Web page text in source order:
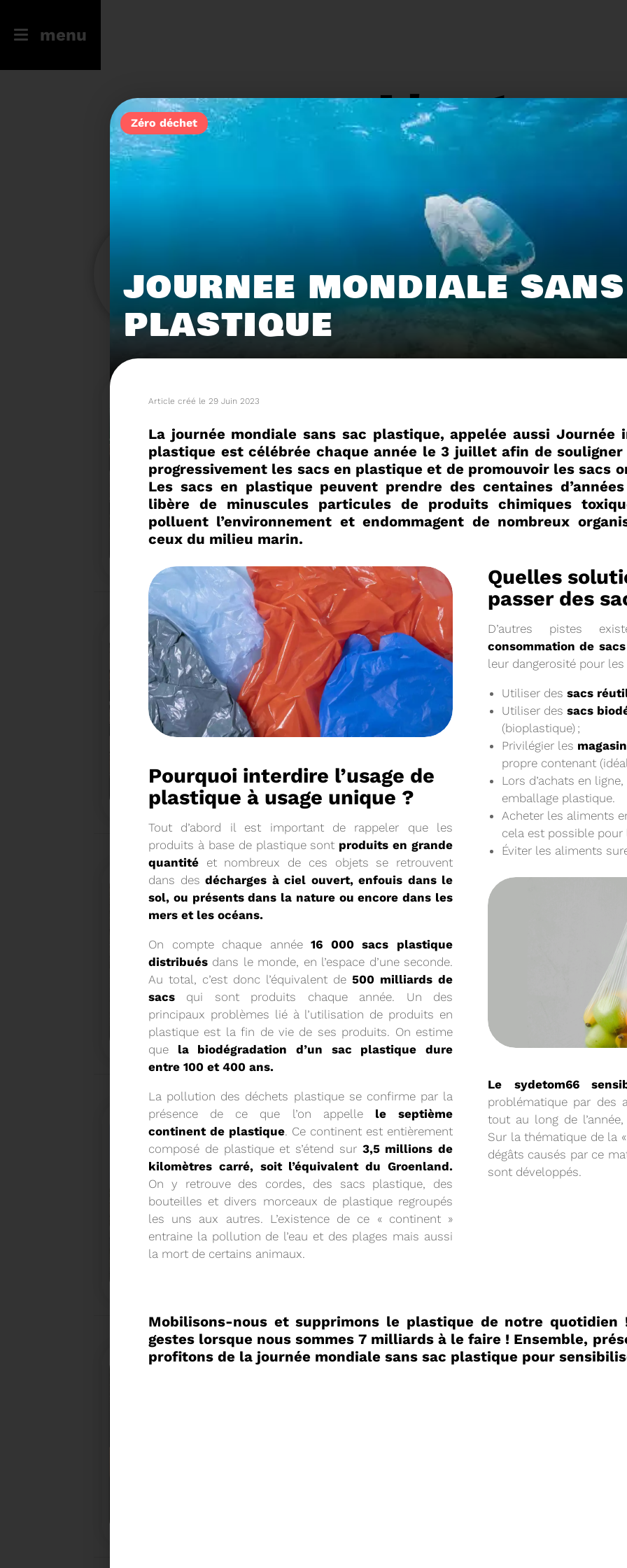
menu
L'actu.
Filtres Toute l'actu Compostage
159
Recyclage Zéro déchet
15/06/2026
COMITÉ SYNDICAL DU SYDETOM66
Voir plus
04/06/2026
Téléchargez le Rapport Annuel
BRUNO VALIENTE RÉÉLU PRÉSIDENT
Élection nouvelle mandature (2023- 2032)
Voir plus
20/05/2026
COMITÉ
CONVOCATION ET ORDRE DU
SYNDICAL DU MERCREDI 27 MAI
18/02/2026
COMMUNIQUÉ DE PRESSE
Tempête Nils - Gestion des déchets végétaux
Voir plus
PROCHAINE
SYNDICAL DU MERCREDI 25
27/01/2026
UN NOUVEAU PROJET POUR LE SITE ARC
Voir plus
CONVOCATION ET ORDRE DU
SYNDICAL DU MERCREDI 28
Zéro déchet
JOURNEE MONDIALE
PLASTIQUE
Article créé le 29 Juin 2023
La journée mondiale sans sac plastique, appelée aussi Journée
plastique est célébrée chaque année le 3 juillet afin de souligner
progressivement les sacs en plastique et de promouvoir les sacs
Les sacs en plastique peuvent prendre des centaines
libère de minuscules particules de produits chimiques
polluent l’environnement et endommagent de nombreux
ceux du milieu marin.
Pourquoi interdire l’usage de
plastique à usage unique
​Tout d’abord il est important de rappeler que les
produits à base de plastique sont produits en grande
quantité et nombreux de ces objets se retrouvent
dans des décharges à ciel ouvert, enfouis dans le
sol, ou présents dans la nature ou encore dans les
mers et les océans.
On compte chaque année16 000 sacs plastique
distribués dans le monde, en l’espace d’une seconde.
Au total, c’est donc l’équivalent de 500 milliards de
sacs qui sont produits chaque année. Un des
principaux problèmes lié à l’utilisation de produits en
plastique est la fin de vie de ses produits. On estime
que la biodégradation d’un sac plastique dure
entre 100 et 400 ans.
La pollution des déchets plastique se confirme par la
présence de ce que l’on appellele septième
continent de plastique. Ce continent est entièrement
composé de plastique et s’étend sur 3,5 millions de
kilomètres carré, soit l’équivalent du Groenland.
On y retrouve des cordes, des sacs plastique, des
bouteilles et divers morceaux de plastique regroupés
les uns aux autres. L’existence de ce « continent »
entraine la pollution de l’eau et des plages mais aussi
la mort de certains animaux.
Quelles
passer des
D’autres pistes
consommation de
leur dangerosité pour
Utiliser des sacs
Utiliser des sacs
(bioplastique) ;
Privilégier les
propre contenant
Lors d’achats en
emballage plastique.
Acheter les aliments
cela est possible pour
Éviter les aliments
Le sydetom66
problématique par des
tout au long de
Sur la thématique de la
dégâts causés par ce
sont développés.
Mobilisons-nous et supprimons le plastique de notre quotidien
gestes lorsque nous sommes 7 milliards à le faire ! Ensemble,
profitons de la journée mondiale sans sac plastique pour